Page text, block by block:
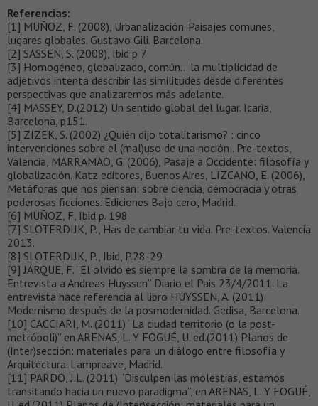
Referencias:
[1] MUÑOZ, F. (2008), Urbanalización. Paisajes comunes,
lugares globales. Gustavo Gili. Barcelona.
[2] SASSEN, S. (2008), Ibid p 7
[3] Homogéneo, globalizado, común… la multiplicidad de
adjetivos intenta describir las similitudes desde diferentes
perspectivas que analizaremos más adelante.
[4] MASSEY, D.(2012) Un sentido global del lugar. Icaria,
Barcelona, p151.
[5] ZIZEK, S. (2002) ¿Quién dijo totalitarismo? : cinco
intervenciones sobre el (mal)uso de una noción . Pre-textos,
Valencia, MARRAMAO, G. (2006), Pasaje a Occidente: filosofía y
globalización. Katz editores, Buenos Aires, LIZCANO, E. (2006),
Metáforas que nos piensan: sobre ciencia, democracia y otras
poderosas ficciones. Ediciones Bajo cero, Madrid.
[6] MUÑOZ, F, Ibid p. 198
[7] SLOTERDIJK, P., Has de cambiar tu vida. Pre-textos. Valencia
2013.
[8] SLOTERDIJK, P., Ibid, P.28-29
[9] JARQUE, F. “El olvido es siempre la sombra de la memoria.
Entrevista a Andreas Huyssen” Diario el Pais 23/4/2011. La
entrevista hace referencia al libro HUYSSEN, A. (2011)
Modernismo después de la posmodernidad. Gedisa, Barcelona.
[10] CACCIARI, M. (2011) “La ciudad territorio (o la post-
metrópoli)” en ARENAS, L. Y FOGUÉ, U. ed.(2011) Planos de
(Inter)sección: materiales para un diálogo entre filosofía y
Arquitectura. Lampreave, Madrid.
[11] PARDO, J.L. (2011) “Disculpen las molestias, estamos
transitando hacia un nuevo paradigma”, en ARENAS, L. Y FOGUÉ,